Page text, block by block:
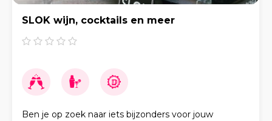
SLOK wijn, cocktails en meer
Ben je op zoek naar iets bijzonders voor jouw